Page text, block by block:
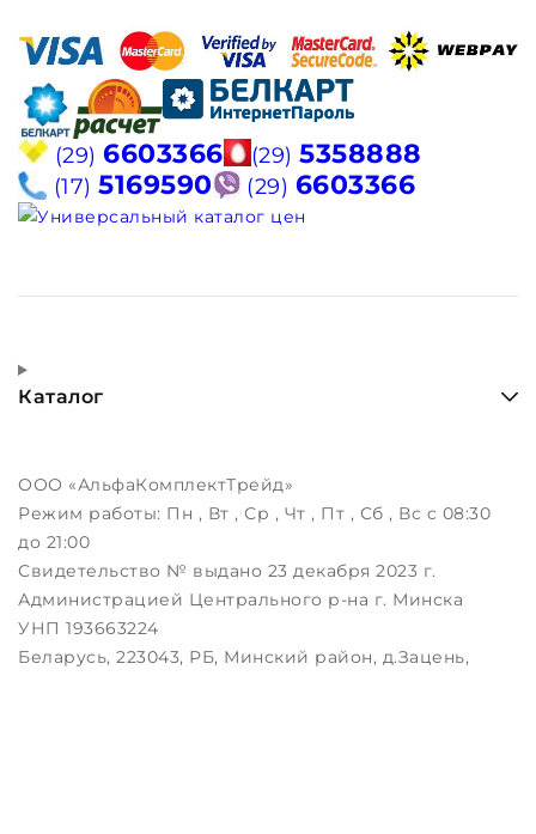
(29) 6603366 (29) 5358888
(17) 5169590 (29) 6603366
Каталог
ООО «АльфаКомплектТрейд»
Режим работы: Пн , Вт , Ср , Чт , Пт , Сб , Вс c 08:30
до 21:00
Свидетельство № выдано 23 декабря 2023 г.
Администрацией Центрального р-на г. Минска
УНП 193663224
Беларусь, 223043, РБ, Минский район, д.Зацень,